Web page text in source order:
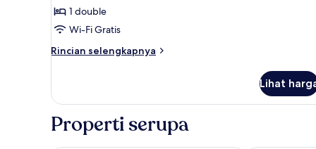
1 double
Wi-Fi Gratis
Rincian selengkapnya
Rincian
Kamar
Lihat
Properti serupa